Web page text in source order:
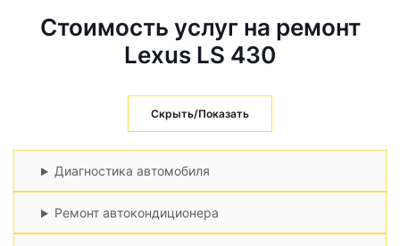
Стоимость услуг на ремонт
Lexus LS 430
Скрыть/Показать
Диагностика автомобиля
Ремонт автокондиционера